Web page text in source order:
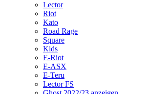
Lector
Riot
Kato
Road Rage
Square
Kids
E-Riot
E-ASX
E-Teru
Lector FS